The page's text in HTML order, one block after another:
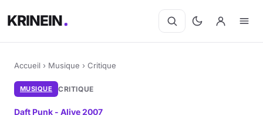
KRINEIN
Accueil › Musique › Critique
MUSIQUE CRITIQUE
Daft Punk - Alive 2007